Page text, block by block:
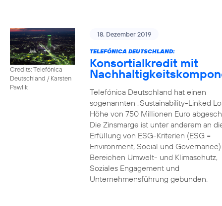
Credits: Telefónica
Deutschland / Karsten
Pawlik
18. Dezember 2019
TELEFÓNICA DEUTSCHLAND:
Konsortialkredit mit
Telefónica Deutschland hat einen
sogenannten „Sustainability-Linked
Höhe von 750 Millionen Euro
Die Zinsmarge ist unter anderem an
Erfüllung von ESG-Kriterien (ESG =
Environment, Social und
Bereichen Umwelt- und Klimaschutz,
Soziales Engagement und
Unternehmensführung gebunden.